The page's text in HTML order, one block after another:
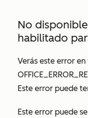
No
habilitado
Verás este error
Este error puede
Este error puede